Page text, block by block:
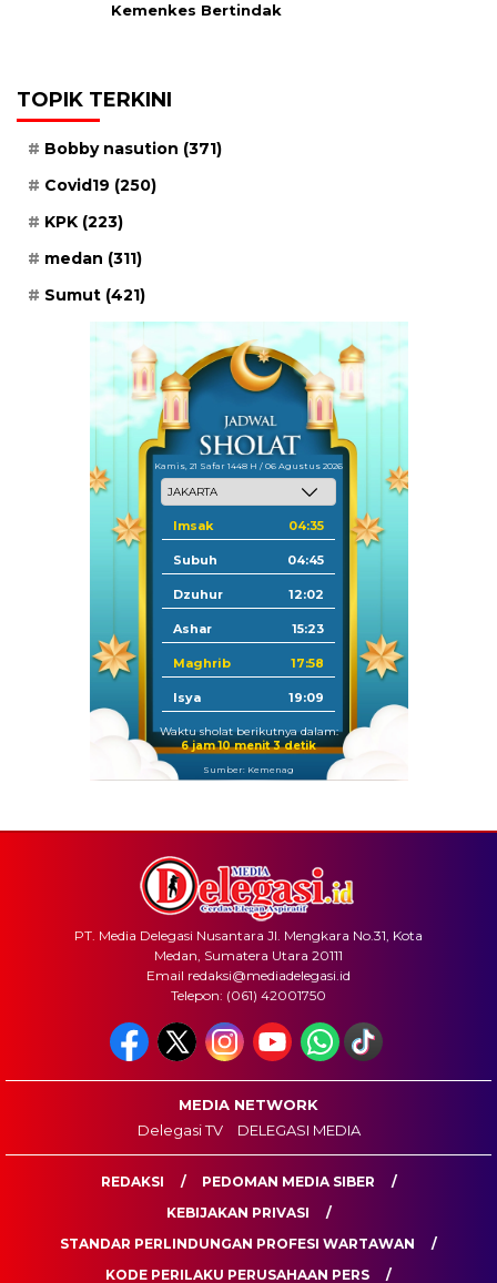
Kemenkes Bertindak
TOPIK TERKINI
Bobby nasution (371)
Covid19 (250)
KPK (223)
medan (311)
Sumut (421)
Kamis, 21 Safar 1448 H / 06 Agustus 2026
Imsak 04:35
Subuh 04:45
Dzuhur 12:02
Ashar 15:23
Maghrib 17:58
Isya 19:09
Waktu sholat berikutnya dalam:
6 jam 10 menit 2 detik
Sumber: Kemenag
PT. Media Delegasi Nusantara Jl. Mengkara No.31, Kota
Medan, Sumatera Utara 20111
Email redaksi@mediadelegasi.id
Telepon: (061) 42001750
MEDIA NETWORK
Delegasi TV
DELEGASI MEDIA
REDAKSI
PEDOMAN MEDIA SIBER
KEBIJAKAN PRIVASI
STANDAR PERLINDUNGAN PROFESI WARTAWAN
KODE PERILAKU PERUSAHAAN PERS